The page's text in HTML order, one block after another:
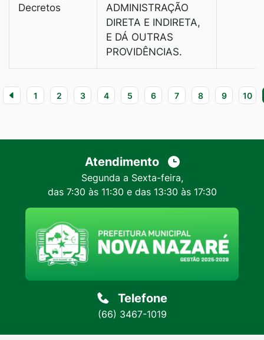
Decretos
ADMINISTRAÇÃO
DIRETA E INDIRETA,
E DÁ OUTRAS
PROVIDÊNCIAS.
1 2 3 4 5 6 7 8 9 10
Atendimento
Segunda a Sexta-feira,
das 7:30 às 11:30 e das 13:30 às 17:30
Telefone
(66) 3467-1019